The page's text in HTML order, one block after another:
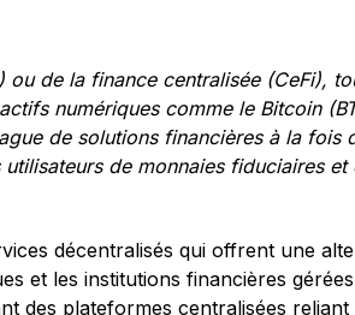
de la finance centralisée (CeFi),
numériques comme le Bitcoin
de solutions financières à la fois
de monnaies fiduciaires et
décentralisés qui offrent une
et les institutions financières gérées
des plateformes centralisées